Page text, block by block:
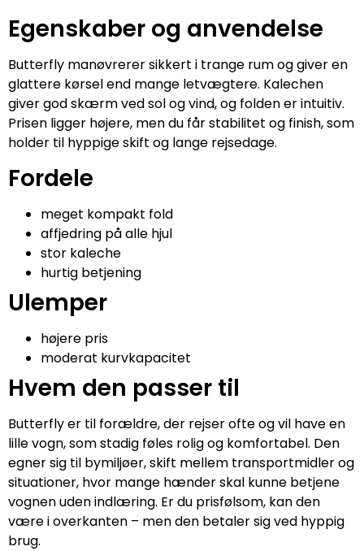
Egenskaber og anvendelse
Butterfly manøvrerer sikkert i trange rum og giver en
glattere kørsel end mange letvægtere. Kalechen
giver god skærm ved sol og vind, og folden er intuitiv.
Prisen ligger højere, men du får stabilitet og finish, som
holder til hyppige skift og lange rejsedage.
Fordele
meget kompakt fold
affjedring på alle hjul
stor kaleche
hurtig betjening
Ulemper
højere pris
moderat kurvkapacitet
Hvem den passer til
Butterfly er til forældre, der rejser ofte og vil have en
lille vogn, som stadig føles rolig og komfortabel. Den
egner sig til bymiljøer, skift mellem transportmidler og
situationer, hvor mange hænder skal kunne betjene
vognen uden indlæring. Er du prisfølsom, kan den
være i overkanten – men den betaler sig ved hyppig
brug.